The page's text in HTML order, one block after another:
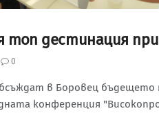
топ дестинация
0
в Боровец бъдещето
конференция